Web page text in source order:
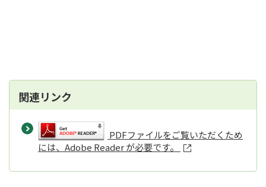
関連リンク
PDFファイルをご覧いただくため
には、Adobe Reader が必要です。